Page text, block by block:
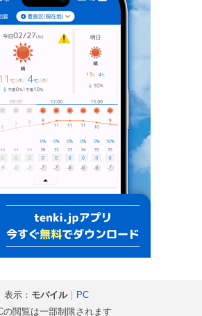
表示： モバイル｜
PC
閲覧は一部制限されます